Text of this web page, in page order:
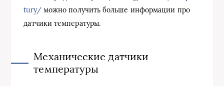
tury/ можно получить больше информации про
датчики температуры.
Механические датчики
температуры